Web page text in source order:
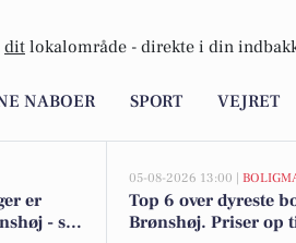
dit lokalområde - direkte i din
NABOER SPORT VEJRET
er
- se
05-08-2026 13:00 |
Top 6 over dyreste
Brønshøj. Priser op